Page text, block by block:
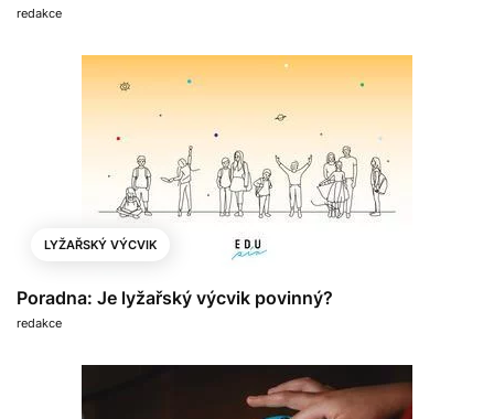
redakce
LYŽAŘSKÝ VÝCVIK
Poradna: Je lyžařský výcvik povinný?
redakce